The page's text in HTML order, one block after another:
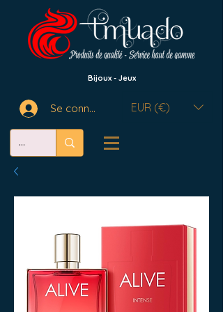
Bijoux - Jeux
Se connecter EUR (€)